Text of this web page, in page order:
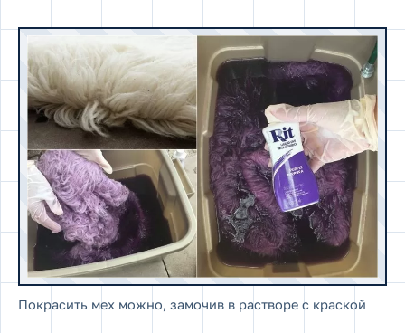
Покрасить мех можно, замочив в растворе с краской